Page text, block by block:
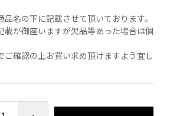
名の下に記載させて頂いております。
載が御座いますが欠品等あった場合は個
ご確認の上お買い求め頂けますよう宜し